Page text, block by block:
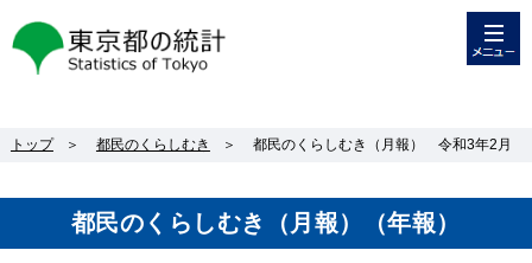
東京都の統計
トップ ＞ 都民のくらしむき ＞ 都民のくらしむき（月報） 令和3年2月
都民のくらしむき（月報）（年報）